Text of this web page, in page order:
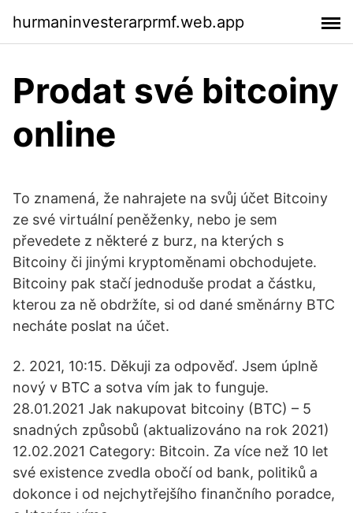
hurmaninvesterarprmf.web.app
Prodat své bitcoiny
online
To znamená, že nahrajete na svůj účet Bitcoiny
ze své virtuální peněženky, nebo je sem
převedete z některé z burz, na kterých s
Bitcoiny či jinými kryptoměnami obchodujete.
Bitcoiny pak stačí jednoduše prodat a částku,
kterou za ně obdržíte, si od dané směnárny BTC
necháte poslat na účet.
2. 2021, 10:15. Děkuji za odpověď. Jsem úplně
nový v BTC a sotva vím jak to funguje.
28.01.2021 Jak nakupovat bitcoiny (BTC) – 5
snadných způsobů (aktualizováno na rok 2021)
12.02.2021 Category: Bitcoin. Za více než 10 let
své existence zvedla obočí od bank, politiků a
dokonce i od nejchytřejšího finančního poradce,